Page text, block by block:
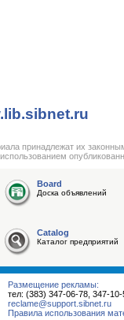
принадлежат их
Board
Доска объявлений
Catalog
Каталог предприятий
Размещение рекламы:
тел: (383) 347-06-78, 347-10-
reclame@support.sibnet.ru
Правила использования